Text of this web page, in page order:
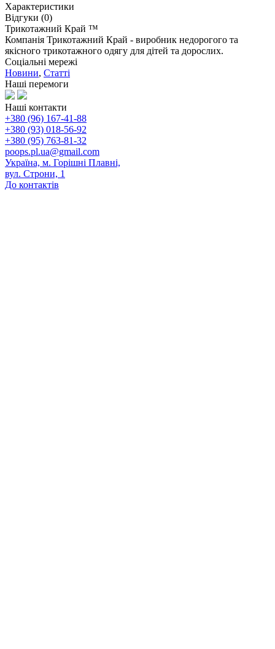
Характеристики
Відгуки (0)
Трикотажний Край ™
Компанія Трикотажний Край - виробник недорогого та
якісного трикотажного одягу для дітей та дорослих.
Соціальні мережі
Новини, Статті
Наші перемоги
Наші контакти
+380 (96) 167-41-88
+380 (93) 018-56-92
+380 (95) 763-81-32
poops.pl.ua@gmail.com
Україна, м. Горішні Плавні,
вул. Строни, 1
До контактів